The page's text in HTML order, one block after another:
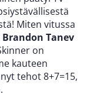
Miten vitussa
Brandon Tanev
on
kauteen
tehot 8+7=15,